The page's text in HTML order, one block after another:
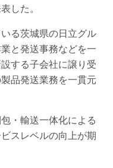
した。
る茨城県の日立グル
と発送事務などを一
する子会社に譲り受
品発送業務を一貫元
・輸送一体化による
スレベルの向上が期